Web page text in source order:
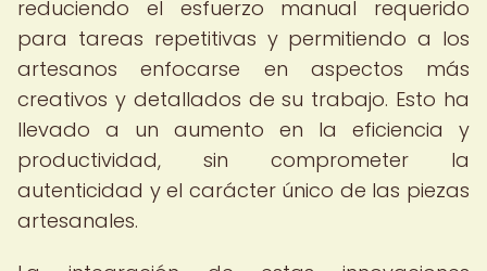
reduciendo el esfuerzo manual requerido
para tareas repetitivas y permitiendo a los
artesanos enfocarse en aspectos más
creativos y detallados de su trabajo. Esto ha
llevado a un aumento en la eficiencia y
productividad, sin comprometer la
autenticidad y el carácter único de las piezas
artesanales.